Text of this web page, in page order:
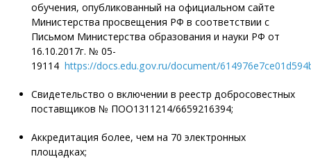
обучения, опубликованный на официальном сайте
Министерства просвещения РФ в соответствии с
Письмом Министерства образования и науки РФ от
16.10.2017г. № 05-
19114 https://docs.edu.gov.ru/document/
Свидетельство о включении в реестр добросовестных
поставщиков № ПОО1311214/6659216394;
Аккредитация более, чем на 70 электронных
площадках;